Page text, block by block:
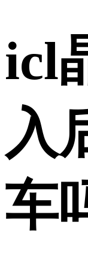
icl
入
车